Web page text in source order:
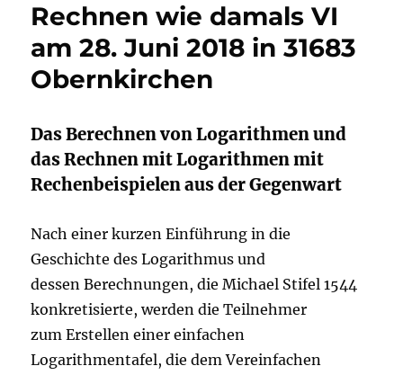
Rechnen wie damals VI
am 28. Juni 2018 in 31683
Obernkirchen
Das Berechnen von Logarithmen und
das Rechnen mit Logarithmen mit
Rechenbeispielen aus der Gegenwart
Nach einer kurzen Einführung in die
Geschichte des Logarithmus und
dessen Berechnungen, die Michael Stifel 1544
konkretisierte, werden die Teilnehmer
zum Erstellen einer einfachen
Logarithmentafel, die dem Vereinfachen